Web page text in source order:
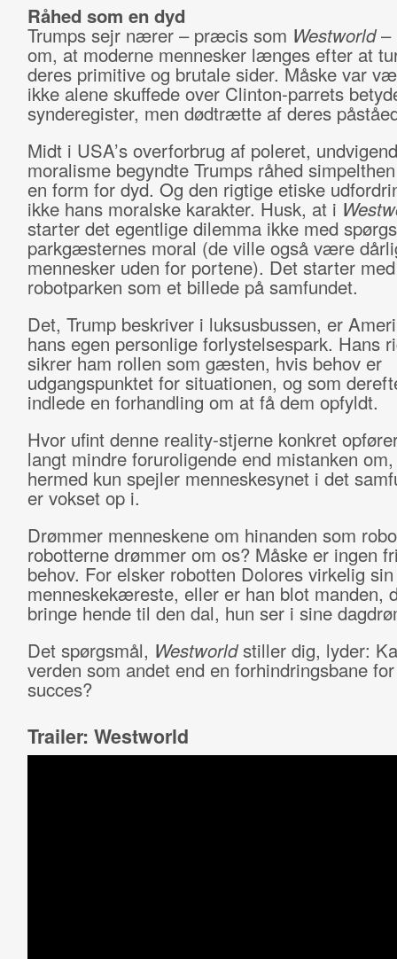
Råhed som en dyd
Trumps sejr nærer – præcis som Westworld–
om, at moderne mennesker længes efter at
deres primitive og brutale sider. Måske var
ikke alene skuffede over Clinton-parrets
synderegister, men dødtrætte af deres
Midt i USA’s overforbrug af poleret,
moralisme begyndte Trumps råhed
en form for dyd. Og den rigtige etiske
ikke hans moralske karakter. Husk, at i
starter det egentlige dilemma ikke med
parkgæsternes moral (de ville også være
mennesker uden for portene). Det starter med
robotparken som et billede på samfundet.
Det, Trump beskriver i luksusbussen, er
hans egen personlige forlystelsespark. Hans
sikrer ham rollen som gæsten, hvis behov er
udgangspunktet for situationen, og som
indlede en forhandling om at få dem opfyldt.
Hvor ufint denne reality-stjerne konkret
langt mindre foruroligende end mistanken
hermed kun spejler menneskesynet i det
er vokset op i.
Drømmer menneskene om hinanden som
robotterne drømmer om os? Måske er ingen
behov. For elsker robotten Dolores virkelig sin
menneskekæreste, eller er han blot manden,
bringe hende til den dal, hun ser i sine
Det spørgsmål, Westworldstiller dig, lyder:
verden som andet end en forhindringsbane
succes?
Trailer: Westworld